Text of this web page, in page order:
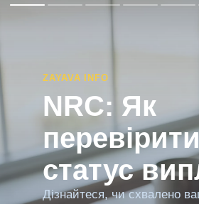
ZAYAVA INFO
NRC: Як
статус
Дізнайтеся, чи схвалено